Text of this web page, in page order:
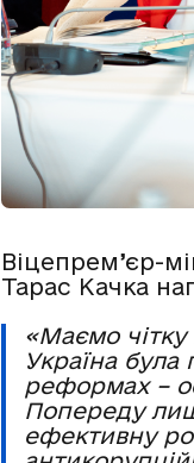
Віцепрем’єр-
Тарас Качка
«Маємо
Україна
реформах –
Попереду
ефективну